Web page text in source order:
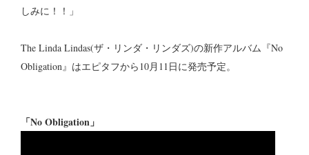
しみに！！」
The Linda Lindas(ザ・リンダ・リンダズ)の新作アルバム『No
Obligation』はエピタフから10月11日に発売予定。
「No Obligation」